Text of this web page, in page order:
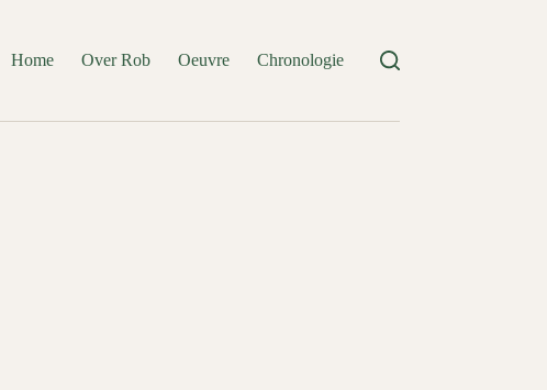
Home Over Rob Oeuvre Chronologie